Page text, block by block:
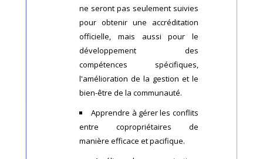
ne seront pas seulement suivies
pour obtenir une accréditation
officielle, mais aussi pour le
développement des
compétences spécifiques,
l'amélioration de la gestion et le
bien-être de la communauté.
Apprendre à gérer les conflits
entre copropriétaires de
manière efficace et pacifique.